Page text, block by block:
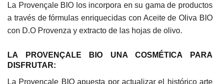
La Provençale BIO los incorpora en su gama de productos
a través de fórmulas enriquecidas con Aceite de Oliva BIO
con D.O Provenza y extracto de las hojas de olivo.
LA PROVENÇALE BIO UNA COSMÉTICA PARA
DISFRUTAR:
La Provençale BIO apuesta por actualizar el histórico arte